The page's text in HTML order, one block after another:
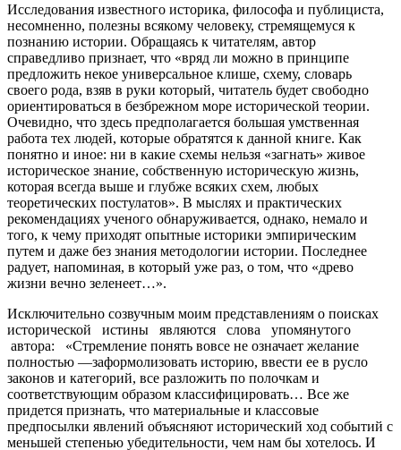
Исследования известного историка, философа и публициста,
несомненно, полезны всякому человеку, стремящемуся к
познанию истории. Обращаясь к читателям, автор
справедливо признает, что «вряд ли можно в принципе
предложить некое универсальное клише, схему, словарь
своего рода, взяв в руки который, читатель будет свободно
ориентироваться в безбрежном море исторической теории.
Очевидно, что здесь предполагается большая умственная
работа тех людей, которые обратятся к данной книге. Как
понятно и иное: ни в какие схемы нельзя «загнать» живое
историческое знание, собственную историческую жизнь,
которая всегда выше и глубже всяких схем, любых
теоретических постулатов». В мыслях и практических
рекомендациях ученого обнаруживается, однако, немало и
того, к чему приходят опытные историки эмпирическим
путем и даже без знания методологии истории. Последнее
радует, напоминая, в который уже раз, о том, что «древо
жизни вечно зеленеет…».
Исключительно созвучным моим представлениям о поисках
исторической истины являются слова упомянутого
автора: «Стремление понять вовсе не означает желание
полностью ―заформолизовать историю, ввести ее в русло
законов и категорий, все разложить по полочкам и
соответствующим образом классифицировать… Все же
придется признать, что материальные и классовые
предпосылки явлений объясняют исторический ход событий с
меньшей степенью убедительности, чем нам бы хотелось. И